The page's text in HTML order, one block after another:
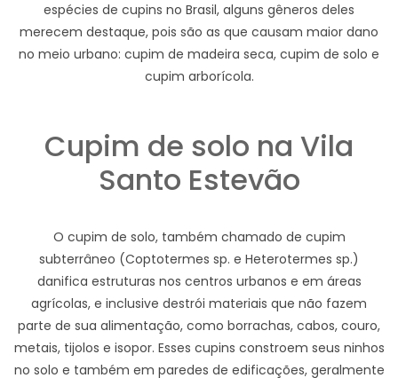
espécies de cupins no Brasil, alguns gêneros deles
merecem destaque, pois são as que causam maior dano
no meio urbano: cupim de madeira seca, cupim de solo e
cupim arborícola.
Cupim de solo na Vila
Santo Estevão
O cupim de solo, também chamado de cupim
subterrâneo (Coptotermes sp. e Heterotermes sp.)
danifica estruturas nos centros urbanos e em áreas
agrícolas, e inclusive destrói materiais que não fazem
parte de sua alimentação, como borrachas, cabos, couro,
metais, tijolos e isopor. Esses cupins constroem seus ninhos
no solo e também em paredes de edificações, geralmente